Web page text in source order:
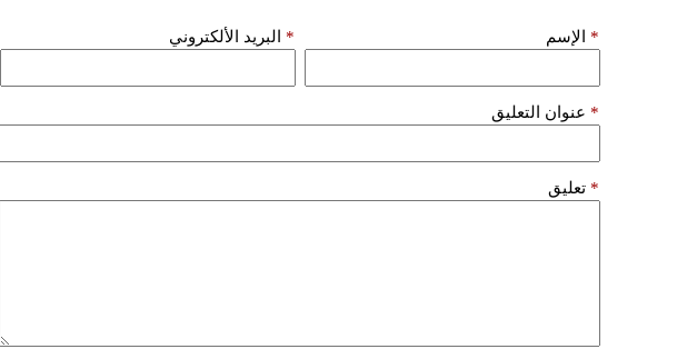
الإسم * البريد الألكتروني *
عنوان التعليق *
تعليق *